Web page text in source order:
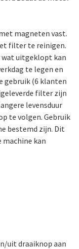
magneten vast.
filter te reinigen.
uitgeklopt kan
te legen en
gebruik (6 klanten
filter zijn
levensduur
te volgen. Gebruik
bestemd zijn. Dit
machine kan
uit draaiknop aan